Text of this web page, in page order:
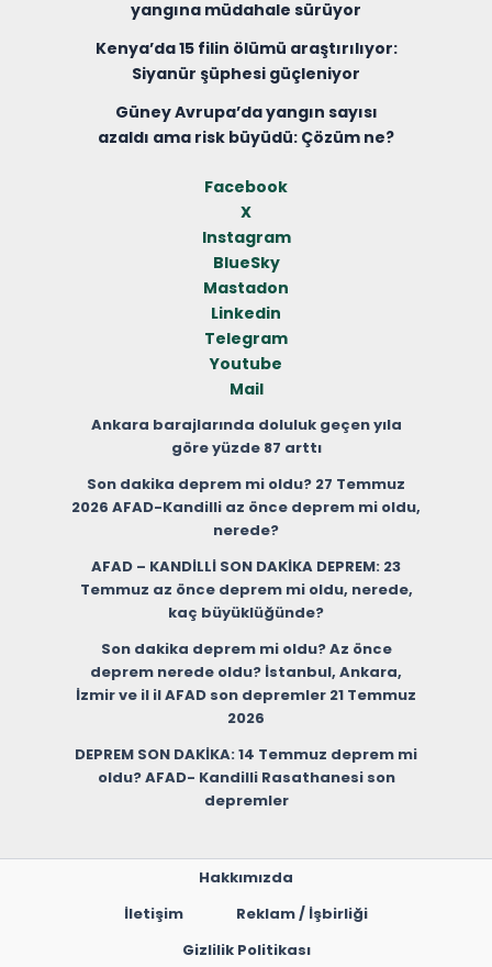
yangına müdahale sürüyor
Kenya’da 15 filin ölümü araştırılıyor:
Siyanür şüphesi güçleniyor
Güney Avrupa’da yangın sayısı
azaldı ama risk büyüdü: Çözüm ne?
Facebook
X
Instagram
BlueSky
Mastadon
Linkedin
Telegram
Youtube
Mail
Ankara barajlarında doluluk geçen yıla
göre yüzde 87 arttı
Son dakika deprem mi oldu? 27 Temmuz
2026 AFAD-Kandilli az önce deprem mi oldu,
nerede?
AFAD – KANDİLLİ SON DAKİKA DEPREM: 23
Temmuz az önce deprem mi oldu, nerede,
kaç büyüklüğünde?
Son dakika deprem mi oldu? Az önce
deprem nerede oldu? İstanbul, Ankara,
İzmir ve il il AFAD son depremler 21 Temmuz
2026
DEPREM SON DAKİKA: 14 Temmuz deprem mi
oldu? AFAD- Kandilli Rasathanesi son
depremler
Hakkımızda
İletişim
Reklam / İşbirliği
Gizlilik Politikası